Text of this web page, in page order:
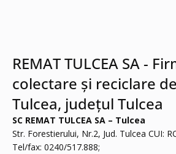
REMAT TULCEA SA -
colectare și reciclare
Tulcea, județul Tulcea
SC REMAT TULCEA SA – Tulcea
Str. Forestierului, Nr.2, Jud. Tulcea CUI:
Tel/fax: 0240/517.888;